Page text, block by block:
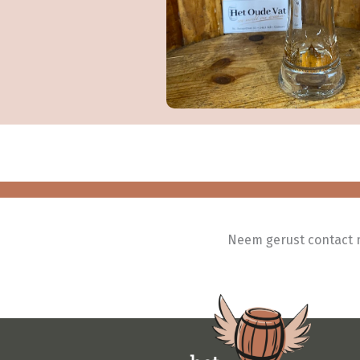
Neem gerust contact